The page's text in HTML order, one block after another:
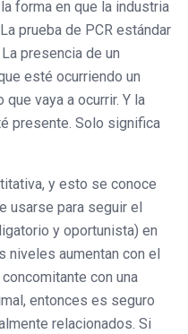
forma en que la industria
prueba de PCR estándar
La presencia de un
esté ocurriendo un
vaya a ocurrir. Y la
presente. Solo significa
y esto se conoce
usarse para seguir el
y oportunista) en
niveles aumentan con el
con una
entonces es seguro
relacionados. Si